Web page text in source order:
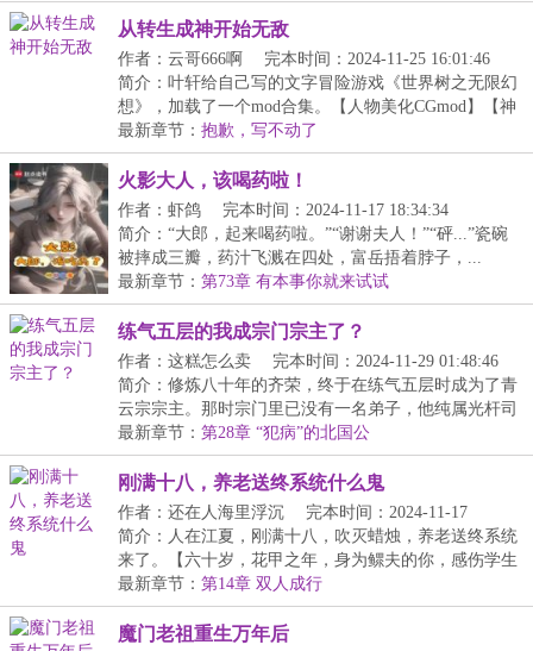
从转生成神开始无敌
作者：云哥666啊
完本时间：2024-11-25 16:01:46
简介：叶轩给自己写的文字冒险游戏《世界树之无限幻
想》，加载了一个mod合集。【人物美化CGmod】【神
器打...
最新章节： 抱歉，写不动了
火影大人，该喝药啦！
作者：虾鸽
完本时间：2024-11-17 18:34:34
简介：“大郎，起来喝药啦。”“谢谢夫人！”“砰...”瓷碗
被摔成三瓣，药汁飞溅在四处，富岳捂着脖子，...
最新章节： 第73章 有本事你就来试试
练气五层的我成宗门宗主了？
作者：这糕怎么卖
完本时间：2024-11-29 01:48:46
简介：修炼八十年的齐荣，终于在练气五层时成为了青
云宗宗主。那时宗门里已没有一名弟子，他纯属光杆司
令...
最新章节： 第28章 “犯病”的北国公
刚满十八，养老送终系统什么鬼
作者：还在人海里浮沉
完本时间：2024-11-17
20:36:35
简介：人在江夏，刚满十八，吹灭蜡烛，养老送终系统
来了。【六十岁，花甲之年，身为鳏夫的你，感伤学生
时...
最新章节： 第14章 双人成行
魔门老祖重生万年后